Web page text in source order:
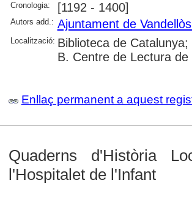
Cronologia: [1192 - 1400]
Autors add.: Ajuntament de
Localització: Biblioteca de
B. Centre de Lectura de
Enllaç permanent a aquest
Quaderns d'Història
l'Hospitalet de l'Infant